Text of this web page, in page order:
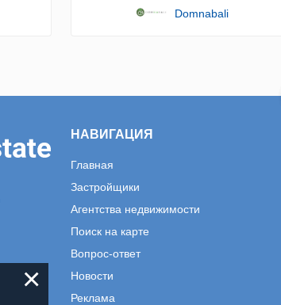
Domnabali
НАВИГАЦИЯ
Главная
Застройщики
Агентства недвижимости
Поиск на карте
Вопрос-ответ
Новости
Реклама
×